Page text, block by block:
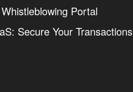
Portal
Secure Your Transactions